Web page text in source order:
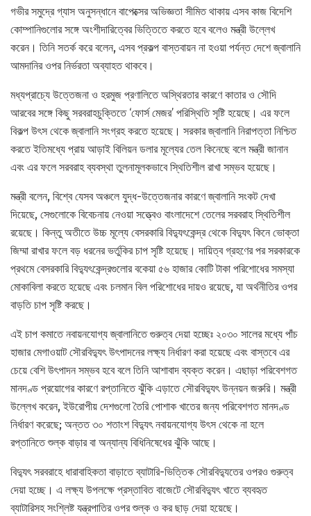
গভীর সমুদ্রে গ্যাস অনুসন্ধানে বাপেক্সের অভিজ্ঞতা সীমিত থাকায় এসব কাজ বিদেশি
কোম্পানিগুলোর সঙ্গে অংশীদারিত্বের ভিত্তিতে করতে হবে বলেও মন্ত্রী উল্লেখ
করেন। তিনি সতর্ক করে বলেন, এসব প্রকল্প বাস্তবায়ন না হওয়া পর্যন্ত দেশে জ্বালানি
আমদানির ওপর নির্ভরতা অব্যাহত থাকবে।
মধ্যপ্রাচ্যে উত্তেজনা ও হরমুজ প্রণালিতে অস্থিরতার কারণে কাতার ও সৌদি
আরবের সঙ্গে কিছু সরবরাহচুক্তিতে ‘ফোর্স মেজর’ পরিস্থিতি সৃষ্টি হয়েছে। এর ফলে
বিকল্প উৎস থেকে জ্বালানি সংগ্রহ করতে হয়েছে। সরকার জ্বালানি নিরাপত্তা নিশ্চিত
করতে ইতিমধ্যে প্রায় আড়াই বিলিয়ন ডলার মূল্যের তেল কিনেছে বলে মন্ত্রী জানান
এবং এর ফলে সরবরাহ ব্যবস্থা তুলনামূলকভাবে স্থিতিশীল রাখা সম্ভব হয়েছে।
মন্ত্রী বলেন, বিশ্বে যেসব অঞ্চলে যুদ্ধ-উত্তেজনার কারণে জ্বালানি সংকট দেখা
দিয়েছে, সেগুলোকে বিবেচনায় নেওয়া সত্ত্বেও বাংলাদেশে তেলের সরবরাহ স্থিতিশীল
রয়েছে। কিন্তু অতীতে উচ্চ মূল্যে বেসরকারি বিদ্যুৎকেন্দ্র থেকে বিদ্যুৎ কিনে ভোক্তা
জিম্মা রাখার ফলে বড় ধরনের ভর্তুকির চাপ সৃষ্টি হয়েছে। দায়িত্ব গ্রহণের পর সরকারকে
প্রথমে বেসরকারি বিদ্যুৎকেন্দ্রগুলোর বকেয়া ৫৬ হাজার কোটি টাকা পরিশোধের সমস্যা
মোকাবিলা করতে হয়েছে এবং চলমান বিল পরিশোধের দায়ও রয়েছে, যা অর্থনীতির ওপর
বাড়তি চাপ সৃষ্টি করছে।
এই চাপ কমাতে নবায়নযোগ্য জ্বালানিতে গুরুত্ব দেয়া হচ্ছেঃ ২০৩০ সালের মধ্যে পাঁচ
হাজার মেগাওয়াট সৌরবিদ্যুৎ উৎপাদনের লক্ষ্য নির্ধারণ করা হয়েছে এবং বাস্তবে এর
চেয়ে বেশি উৎপাদন সম্ভব হবে বলে তিনি আশাবাদ ব্যক্ত করেন। এছাড়া পরিবেশগত
মানদণ্ড প্রয়োগের কারণে রপ্তানিতে ঝুঁকি এড়াতে সৌরবিদ্যুৎ উন্নয়ন জরুরি। মন্ত্রী
উল্লেখ করেন, ইউরোপীয় দেশগুলো তৈরি পোশাক খাতের জন্য পরিবেশগত মানদণ্ড
নির্ধারণ করেছে; অন্তত ৩০ শতাংশ বিদ্যুৎ নবায়নযোগ্য উৎস থেকে না হলে
রপ্তানিতে শুল্ক বাড়ার বা অন্যান্য বিধিনিষেধের ঝুঁকি আছে।
বিদ্যুৎ সরবরাহে ধারাবাহিকতা বাড়াতে ব্যাটারি-ভিত্তিক সৌরবিদ্যুতের ওপরও গুরুত্ব
দেয়া হচ্ছে। এ লক্ষ্য উপলক্ষে প্রস্তাবিত বাজেটে সৌরবিদ্যুৎ খাতে ব্যবহৃত
ব্যাটারিসহ সংশ্লিষ্ট যন্ত্রপাতির ওপর শুল্ক ও কর ছাড় দেয়া হয়েছে।